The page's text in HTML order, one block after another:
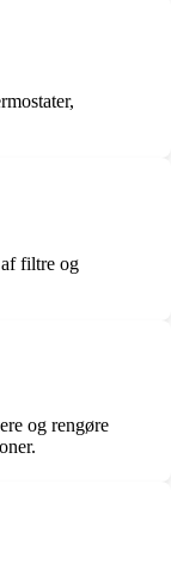
filtre og
og rengøre